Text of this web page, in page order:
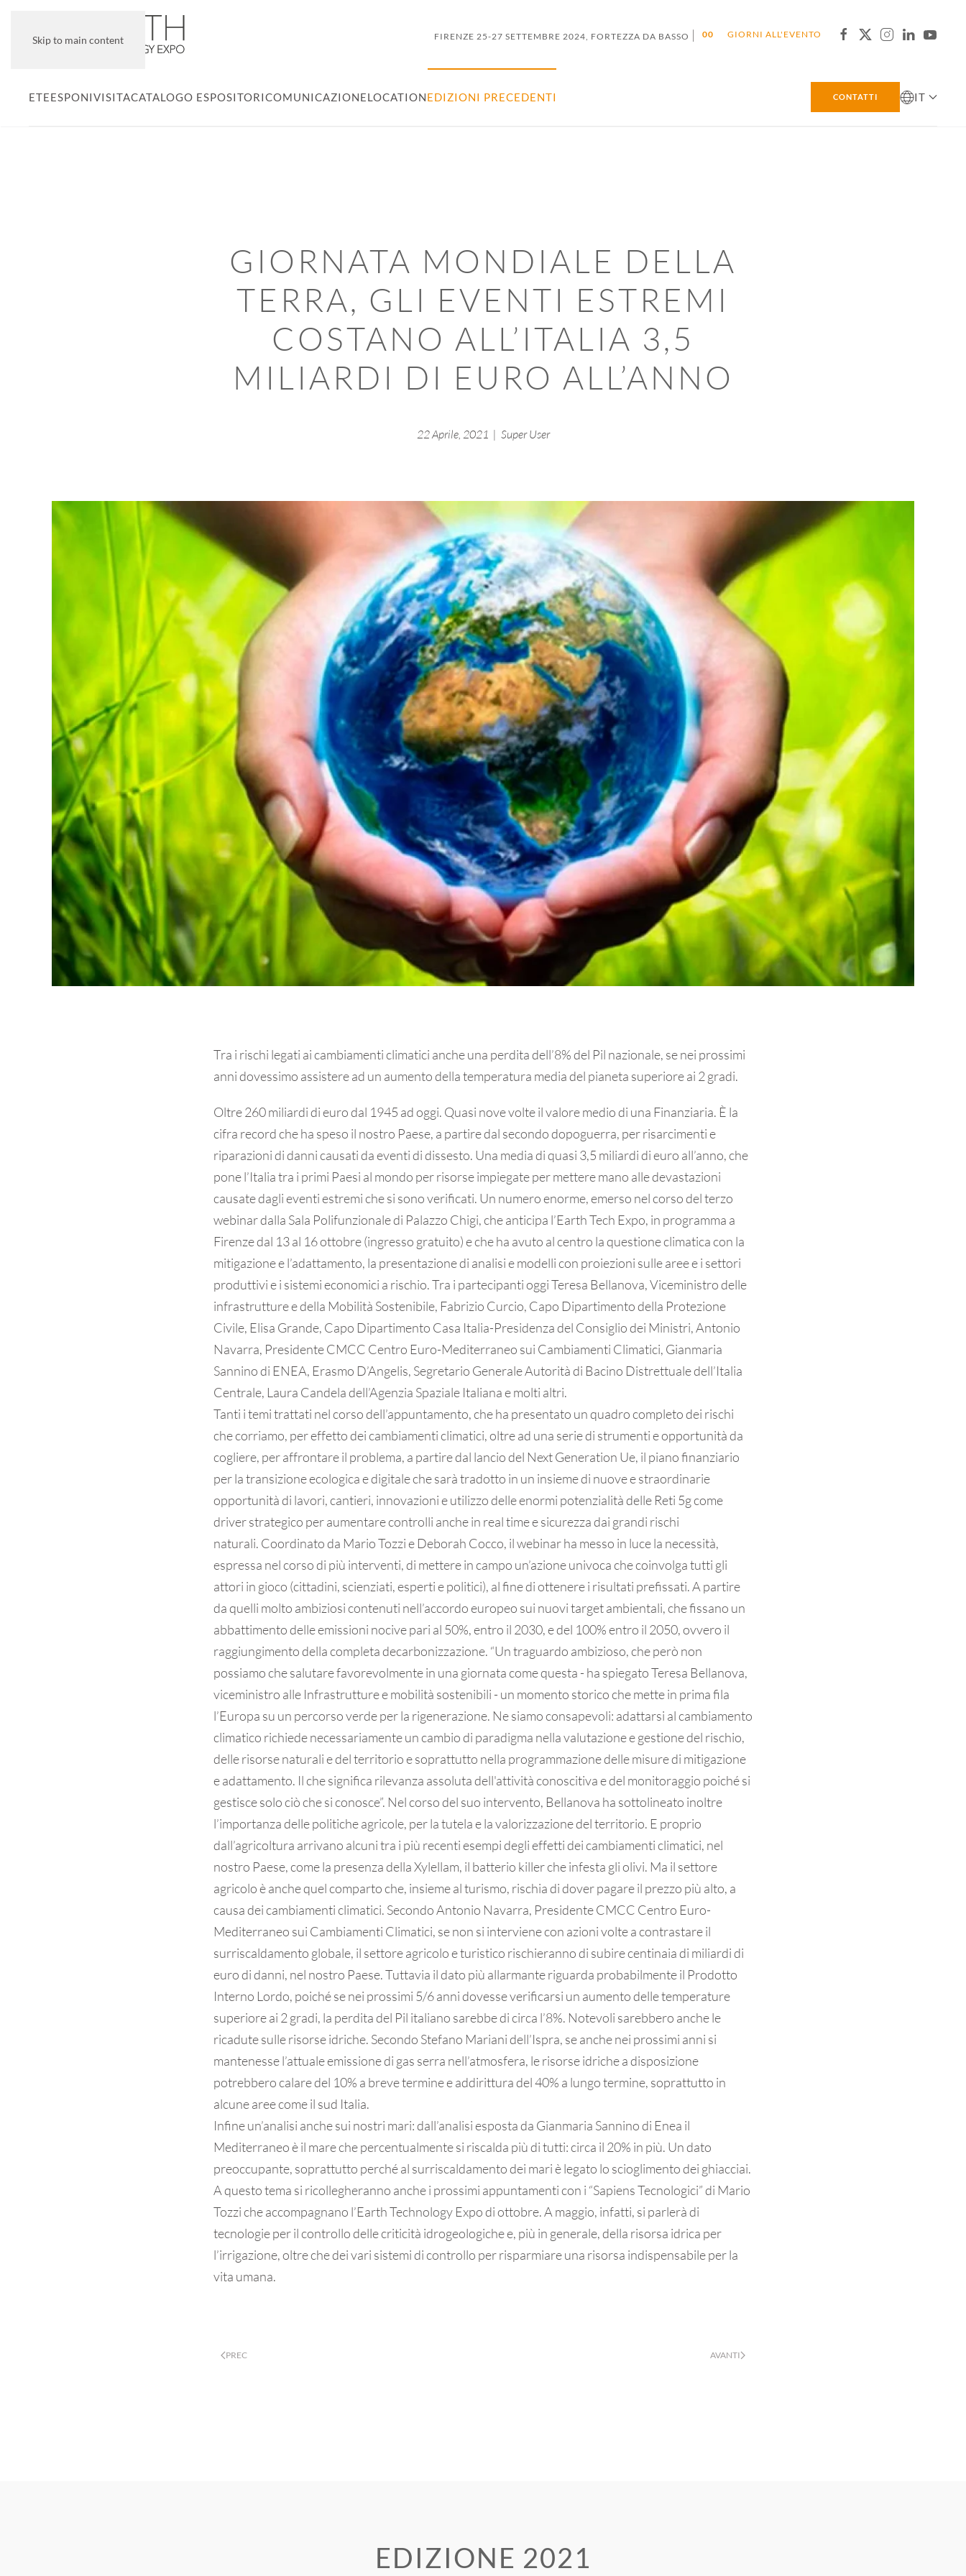
Skip to main content FIRENZE 25-27 SETTEMBRE 2024, FORTEZZA DA BASSO | 00 GIORNI ALL'EVENTO
ETEESPONIVISITACATALOGO ESPOSITORICOMUNICAZIONELOCATIONEDIZIONI PRECEDENTI CONTATTI IT
GIORNATA MONDIALE DELLA
TERRA, GLI EVENTI ESTREMI
COSTANO ALL’ITALIA 3,5
MILIARDI DI EURO ALL’ANNO
22 Aprile, 2021 | Super User
Tra i rischi legati ai cambiamenti climatici anche una perdita dell’8% del Pil nazionale, se nei prossimi
anni dovessimo assistere ad un aumento della temperatura media del pianeta superiore ai 2 gradi.
Oltre 260 miliardi di euro dal 1945 ad oggi. Quasi nove volte il valore medio di una Finanziaria. È la
cifra record che ha speso il nostro Paese, a partire dal secondo dopoguerra, per risarcimenti e
riparazioni di danni causati da eventi di dissesto. Una media di quasi 3,5 miliardi di euro all’anno, che
pone l’Italia tra i primi Paesi al mondo per risorse impiegate per mettere mano alle devastazioni
causate dagli eventi estremi che si sono verificati. Un numero enorme, emerso nel corso del terzo
webinar dalla Sala Polifunzionale di Palazzo Chigi, che anticipa l’Earth Tech Expo, in programma a
Firenze dal 13 al 16 ottobre (ingresso gratuito) e che ha avuto al centro la questione climatica con la
mitigazione e l’adattamento, la presentazione di analisi e modelli con proiezioni sulle aree e i settori
produttivi e i sistemi economici a rischio. Tra i partecipanti oggi Teresa Bellanova, Viceministro delle
infrastrutture e della Mobilità Sostenibile, Fabrizio Curcio, Capo Dipartimento della Protezione
Civile, Elisa Grande, Capo Dipartimento Casa Italia-Presidenza del Consiglio dei Ministri, Antonio
Navarra, Presidente CMCC Centro Euro-Mediterraneo sui Cambiamenti Climatici, Gianmaria
Sannino di ENEA, Erasmo D’Angelis, Segretario Generale Autorità di Bacino Distrettuale dell’Italia
Centrale, Laura Candela dell’Agenzia Spaziale Italiana e molti altri.
Tanti i temi trattati nel corso dell’appuntamento, che ha presentato un quadro completo dei rischi
che corriamo, per effetto dei cambiamenti climatici, oltre ad una serie di strumenti e opportunità da
cogliere, per affrontare il problema, a partire dal lancio del Next Generation Ue, il piano finanziario
per la transizione ecologica e digitale che sarà tradotto in un insieme di nuove e straordinarie
opportunità di lavori, cantieri, innovazioni e utilizzo delle enormi potenzialità delle Reti 5g come
driver strategico per aumentare controlli anche in real time e sicurezza dai grandi rischi
naturali. Coordinato da Mario Tozzi e Deborah Cocco, il webinar ha messo in luce la necessità,
espressa nel corso di più interventi, di mettere in campo un’azione univoca che coinvolga tutti gli
attori in gioco (cittadini, scienziati, esperti e politici), al fine di ottenere i risultati prefissati. A partire
da quelli molto ambiziosi contenuti nell’accordo europeo sui nuovi target ambientali, che fissano un
abbattimento delle emissioni nocive pari al 50%, entro il 2030, e del 100% entro il 2050, ovvero il
raggiungimento della completa decarbonizzazione. “Un traguardo ambizioso, che però non
possiamo che salutare favorevolmente in una giornata come questa - ha spiegato Teresa Bellanova,
viceministro alle Infrastrutture e mobilità sostenibili - un momento storico che mette in prima fila
l’Europa su un percorso verde per la rigenerazione. Ne siamo consapevoli: adattarsi al cambiamento
climatico richiede necessariamente un cambio di paradigma nella valutazione e gestione del rischio,
delle risorse naturali e del territorio e soprattutto nella programmazione delle misure di mitigazione
e adattamento. Il che significa rilevanza assoluta dell'attività conoscitiva e del monitoraggio poiché si
gestisce solo ciò che si conosce”. Nel corso del suo intervento, Bellanova ha sottolineato inoltre
l’importanza delle politiche agricole, per la tutela e la valorizzazione del territorio. E proprio
dall’agricoltura arrivano alcuni tra i più recenti esempi degli effetti dei cambiamenti climatici, nel
nostro Paese, come la presenza della Xylellam, il batterio killer che infesta gli olivi. Ma il settore
agricolo è anche quel comparto che, insieme al turismo, rischia di dover pagare il prezzo più alto, a
causa dei cambiamenti climatici. Secondo Antonio Navarra, Presidente CMCC Centro Euro-
Mediterraneo sui Cambiamenti Climatici, se non si interviene con azioni volte a contrastare il
surriscaldamento globale, il settore agricolo e turistico rischieranno di subire centinaia di miliardi di
euro di danni, nel nostro Paese. Tuttavia il dato più allarmante riguarda probabilmente il Prodotto
Interno Lordo, poiché se nei prossimi 5/6 anni dovesse verificarsi un aumento delle temperature
superiore ai 2 gradi, la perdita del Pil italiano sarebbe di circa l’8%. Notevoli sarebbero anche le
ricadute sulle risorse idriche. Secondo Stefano Mariani dell’Ispra, se anche nei prossimi anni si
mantenesse l’attuale emissione di gas serra nell’atmosfera, le risorse idriche a disposizione
potrebbero calare del 10% a breve termine e addirittura del 40% a lungo termine, soprattutto in
alcune aree come il sud Italia.
Infine un’analisi anche sui nostri mari: dall’analisi esposta da Gianmaria Sannino di Enea il
Mediterraneo è il mare che percentualmente si riscalda più di tutti: circa il 20% in più. Un dato
preoccupante, soprattutto perché al surriscaldamento dei mari è legato lo scioglimento dei ghiacciai.
A questo tema si ricollegheranno anche i prossimi appuntamenti con i “Sapiens Tecnologici” di Mario
Tozzi che accompagnano l’Earth Technology Expo di ottobre. A maggio, infatti, si parlerà di
tecnologie per il controllo delle criticità idrogeologiche e, più in generale, della risorsa idrica per
l’irrigazione, oltre che dei vari sistemi di controllo per risparmiare una risorsa indispensabile per la
vita umana.
PREC AVANTI
EDIZIONE 2021